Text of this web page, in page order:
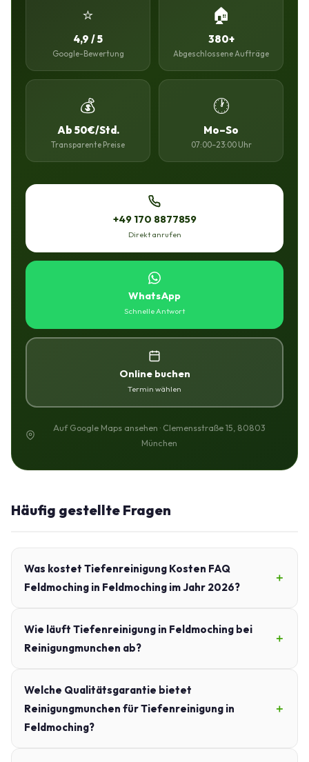
⭐
4,9 / 5
Google-Bewertung
🏠
380+
Abgeschlossene Aufträge
💰
Ab 50€/Std.
Transparente Preise
🕐
Mo–So
07:00–23:00 Uhr
+49 170 8877859
Direkt anrufen
WhatsApp
Schnelle Antwort
Online buchen
Termin wählen
Auf Google Maps ansehen · Clemensstraße 15, 80803
München
Häufig gestellte Fragen
Was kostet Tiefenreinigung Kosten FAQ
Feldmoching in Feldmoching im Jahr 2026?
Wie läuft Tiefenreinigung in Feldmoching bei
Reinigungmunchen ab?
Welche Qualitätsgarantie bietet
Reinigungmunchen für Tiefenreinigung in
Feldmoching?